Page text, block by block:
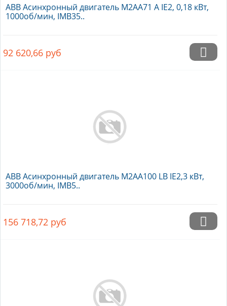
ABB Асинхронный двигатель M2AA71 A IE2, 0,18 кВт,
1000об/мин, IMB35..
92 620,66 руб
ABB Асинхронный двигатель M2AA100 LB IE2,3 кВт,
3000об/мин, IMB5..
156 718,72 руб